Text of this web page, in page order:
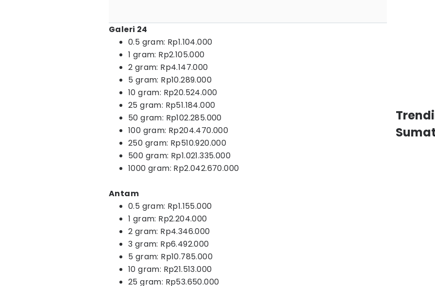
Galeri 24
0.5 gram: Rp1.104.000
1 gram: Rp2.105.000
2 gram: Rp4.147.000
5 gram: Rp10.289.000
10 gram: Rp20.524.000
25 gram: Rp51.184.000
50 gram: Rp102.285.000
100 gram: Rp204.470.000
250 gram: Rp510.920.000
500 gram: Rp1.021.335.000
1000 gram: Rp2.042.670.000
Antam
0.5 gram: Rp1.155.000
1 gram: Rp2.204.000
2 gram: Rp4.346.000
3 gram: Rp6.492.000
5 gram: Rp10.785.000
10 gram: Rp21.513.000
25 gram: Rp53.650.000